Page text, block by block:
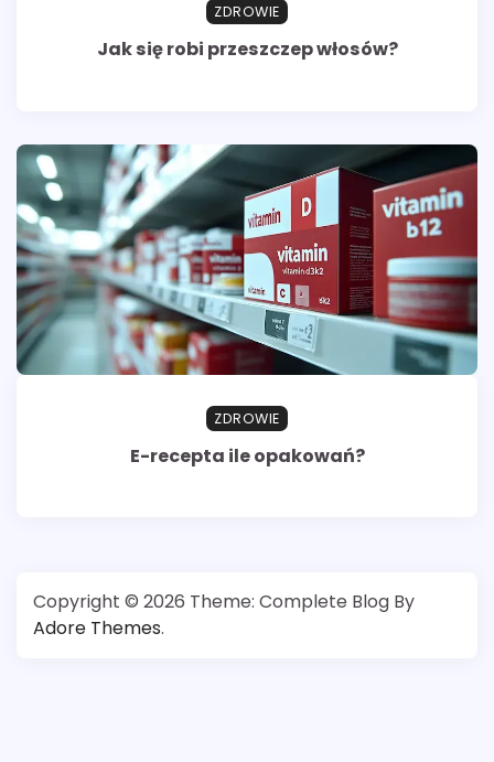
ZDROWIE
Jak się robi przeszczep włosów?
ZDROWIE
E-recepta ile opakowań?
Copyright © 2026 Theme: Complete Blog By
Adore Themes.